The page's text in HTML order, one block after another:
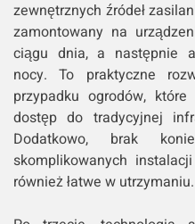
zewnętrznych źródeł
zamontowany na
ciągu dnia, a następnie
nocy. To praktyczne
przypadku ogrodów,
dostęp do tradycyjnej
Dodatkowo, brak
skomplikowanych
również łatwe w utrzymaniu.